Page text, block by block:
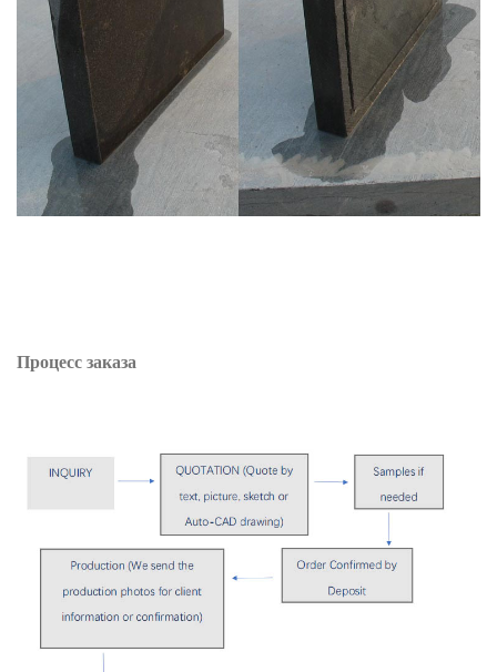
Процесс заказа